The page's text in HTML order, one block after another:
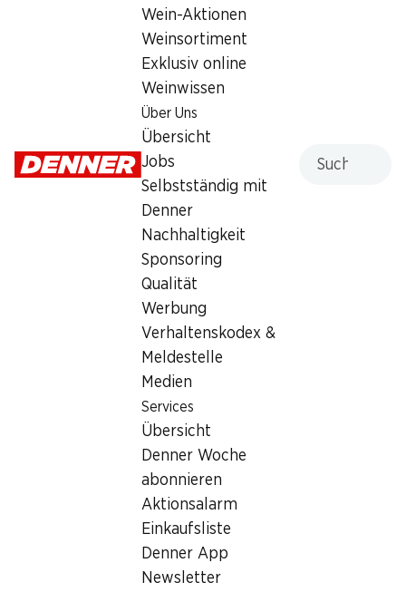
Wein-Aktionen
Weinsortiment
Exklusiv online
Weinwissen
Über Uns
Übersicht
Jobs
Selbstständig mit
Denner
Nachhaltigkeit
Sponsoring
Qualität
Werbung
Verhaltenskodex &
Meldestelle
Medien
Services
Übersicht
Denner Woche
abonnieren
Aktionsalarm
Einkaufsliste
Denner App
Newsletter
Epicuro Oro Merlot/Primitivo
Apulien
Dunkles Purpurrot. Intensiver Duft von getrockneten
Früchten und Konfitüre. Voller Körper, mit weichen, runden
Tanninen und lang anhaltend im Abgang.
Wissenswertes